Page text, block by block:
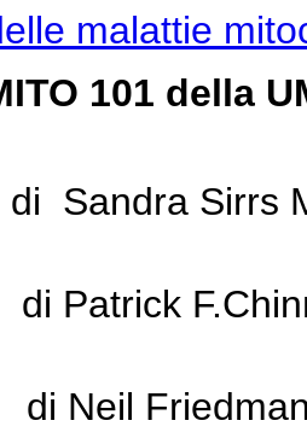
malattie
101 della
Sandra Sirrs
Patrick
Neil